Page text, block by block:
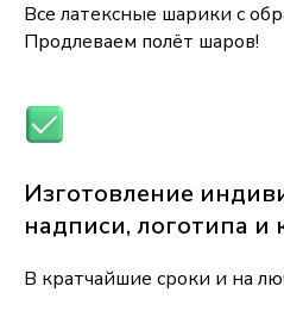
Все латексные шарики с
Продлеваем полёт шаров!
Изготовление
надписи, логотипа и
В кратчайшие сроки и на